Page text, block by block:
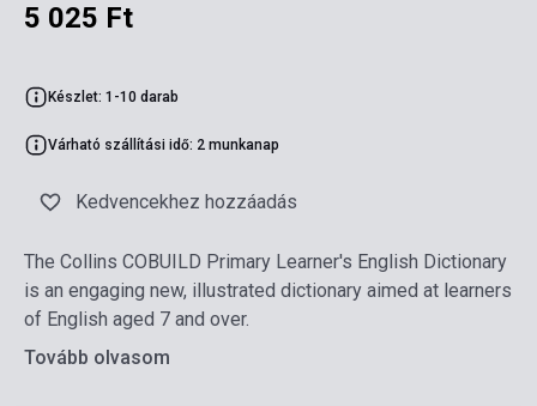
5 025 Ft
Készlet: 1-10 darab
Várható szállítási idő: 2 munkanap
Kedvencekhez hozzáadás
The Collins COBUILD Primary Learner's English Dictionary
is an engaging new, illustrated dictionary aimed at learners
of English aged 7 and over.
Tovább olvasom